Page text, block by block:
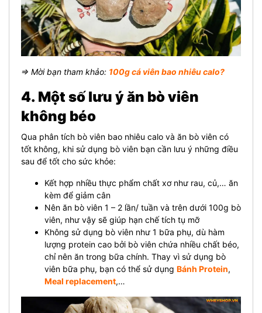
⇒ Mời bạn tham khảo: 100g cá viên bao nhiêu calo?
4. Một số lưu ý ăn bò viên
không béo
Qua phân tích bò viên bao nhiêu calo và ăn bò viên có
tốt không, khi sử dụng bò viên bạn cần lưu ý những điều
sau để tốt cho sức khỏe:
Kết hợp nhiều thực phẩm chất xơ như rau, củ,… ăn
kèm để giảm cân
Nên ăn bò viên 1 – 2 lần/ tuần và trên dưới 100g bò
viên, như vậy sẽ giúp hạn chế tích tụ mỡ
Không sử dụng bò viên như 1 bữa phụ, dù hàm
lượng protein cao bởi bò viên chứa nhiều chất béo,
chỉ nên ăn trong bữa chính. Thay vì sử dụng bò
viên bữa phụ, bạn có thể sử dụng Bánh Protein,
Meal replacement,…